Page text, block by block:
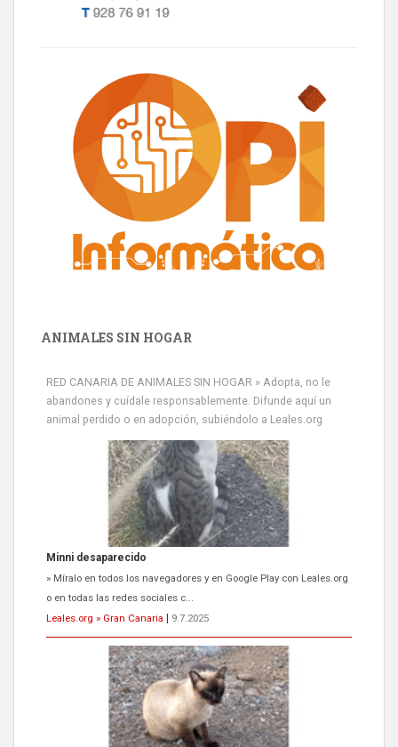
ANIMALES SIN HOGAR
RED CANARIA DE ANIMALES SIN HOGAR » Adopta, no le
abandones y cuídale responsablemente. Difunde aquí un
animal perdido o en adopción, subiéndolo a Leales.org
Minni desaparecido
» Míralo en todos los navegadores y en Google Play con Leales.org
o en todas las redes sociales c...
Leales.org » Gran Canaria
9.7.2025